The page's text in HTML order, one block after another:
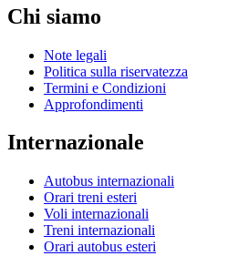
Chi siamo
Note legali
Politica sulla riservatezza
Termini e Condizioni
Approfondimenti
Internazionale
Autobus internazionali
Orari treni esteri
Voli internazionali
Treni internazionali
Orari autobus esteri